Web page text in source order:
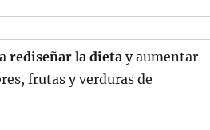
rediseñar la dietay aumentar
frutas y verduras de